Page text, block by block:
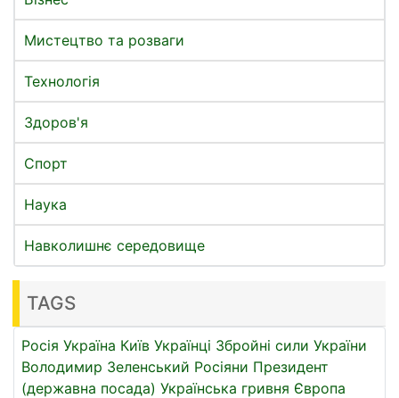
Мистецтво та розваги
Технологія
Здоров'я
Спорт
Наука
Навколишнє середовище
TAGS
Росія Україна Київ Українці Збройні сили України
Володимир Зеленський Росіяни Президент
(державна посада) Українська гривня Європа